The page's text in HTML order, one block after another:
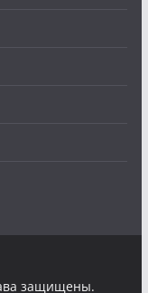
защищены.